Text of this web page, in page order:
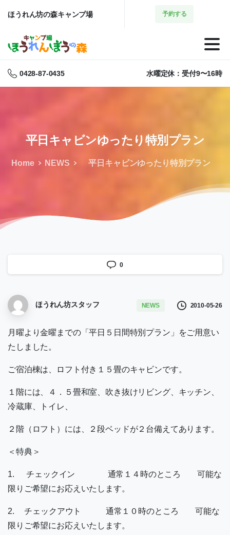
ほうれん坊の森キャンプ場 予約する
0428-87-0435 水曜定休：受付9〜16時
平日キャビンゆったり特別プラン
Home NEWS 平日キャビンゆったり特別プラン
0
ほうれん坊スタッフ NEWS 2010-05-26
月曜より金曜までの「平日５日間特別プラン」をご用意い
たしました。
ご宿泊棟は、ロフト付き１５畳のキャビンです。
１階には、４．５畳和室、吹き抜けリビング、キッチン、
冷蔵庫、トイレ、
２階（ロフト）には、２段ベッドが２台備えてあります。
＜特典＞
1. チェックイン 通常１４時のところ 可能な
限りご希望にお応えいたします。
2. チェックアウト 通常１０時のところ 可能な
限りご希望にお応えいたします。